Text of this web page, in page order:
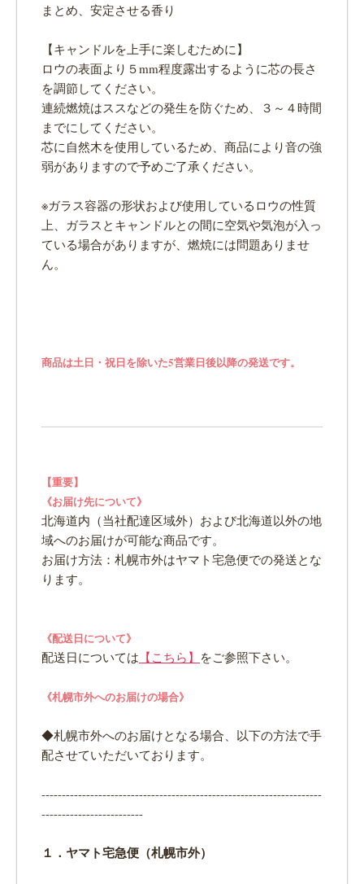
まとめ、安定させる香り
【キャンドルを上手に楽しむために】
ロウの表面より５mm程度露出するように芯の長さ
を調節してください。
連続燃焼はススなどの発生を防ぐため、３～４時間
までにしてください。
芯に自然木を使用しているため、商品により音の強
弱がありますので予めご了承ください。
※ガラス容器の形状および使用しているロウの性質
上、ガラスとキャンドルとの間に空気や気泡が入っ
ている場合がありますが、燃焼には問題ありませ
ん。
商品は土日・祝日を除いた5営業日後以降の発送です。
【重要】
《お届け先について》
北海道内（当社配達区域外）および北海道以外の地
域へのお届けが可能な商品です。
お届け方法：札幌市外はヤマト宅急便での発送とな
ります。
《配送日について》
配送日については 【こちら】 をご参照下さい。
《札幌市外へのお届けの場合》
◆札幌市外へのお届けとなる場合、以下の方法で手
配させていただいております。
---------------------------------------------------------------------
-------------------------
１．ヤマト宅急便（札幌市外）